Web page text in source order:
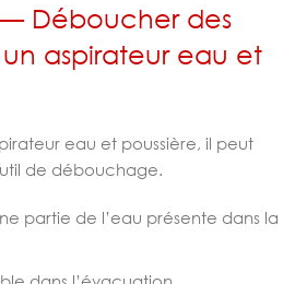
Déboucher des
aspirateur eau et
eau et poussière, il peut
de débouchage.
partie de l’eau présente dans la